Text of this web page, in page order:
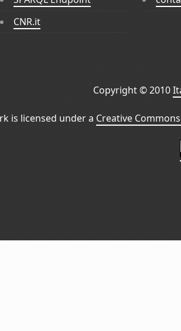
CNR.it
Copyright © 2010
is licensed under a Creative